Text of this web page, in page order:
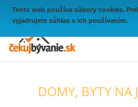
Tento web používa súbory cookies.
vyjadrujete súhlas s ich používaním.
DOMY, BYTY NA